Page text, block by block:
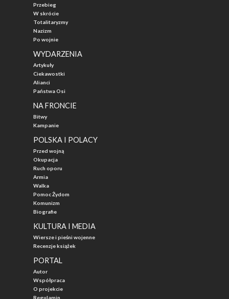
Przebieg
W skrócie
Totalitaryzmy
Nazizm
Po wojnie
WYDARZENIA
Artykuły
Ciekawostki
Alianci
Państwa Osi
NA FRONCIE
Bitwy
Kampanie
POLSKA I POLACY
Przed wojną
Okupacja
Ruch oporu
Armia
Walka
Pomoc Żydom
Komunizm
Biografie
KULTURA I MEDIA
Wiersze i pieśni wojenne
Recenzje książek
PORTAL
Autor
Współpraca
O projekcie
Regulamin